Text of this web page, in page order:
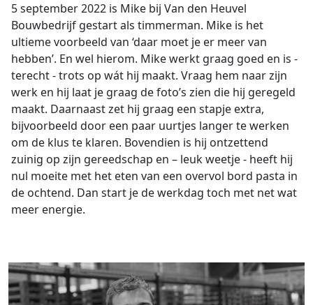
5 september 2022 is Mike bij Van den Heuvel
Bouwbedrijf gestart als timmerman. Mike is het
ultieme voorbeeld van ‘daar moet je er meer van
hebben’. En wel hierom. Mike werkt graag goed en is -
terecht - trots op wát hij maakt. Vraag hem naar zijn
werk en hij laat je graag de foto’s zien die hij geregeld
maakt. Daarnaast zet hij graag een stapje extra,
bijvoorbeeld door een paar uurtjes langer te werken
om de klus te klaren. Bovendien is hij ontzettend
zuinig op zijn gereedschap en – leuk weetje - heeft hij
nul moeite met het eten van een overvol bord pasta in
de ochtend. Dan start je de werkdag toch met net wat
meer energie.